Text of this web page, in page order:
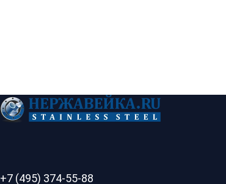
+7 (495) 374-55-88